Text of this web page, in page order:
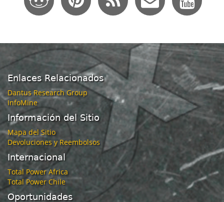
Enlaces Relacionados
Dantus Research Group
InfoMine
Información del Sitio
Mapa del Sitio
Devoluciones y Reembolsos
Internacional
Total Power Africa
Total Power Chile
Oportunidades